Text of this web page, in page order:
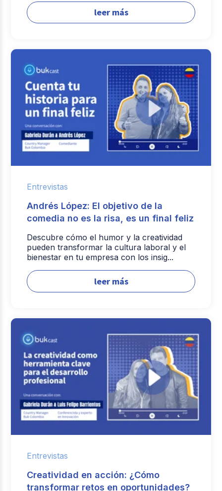
leer más
Entrevistas
Andrés López: El objetivo de la
comedia no es la risa, es un final feliz
Descubre cómo el humor y la creatividad
pueden transformar la cultura laboral y el
bienestar en tu empresa con los insig...
leer más
Entrevistas
Creatividad en acción: ¿Cómo
transformar retos en oportunidades?